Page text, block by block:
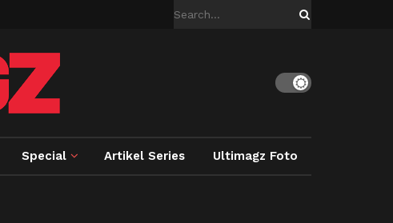
Special Artikel Series Ultimagz Foto